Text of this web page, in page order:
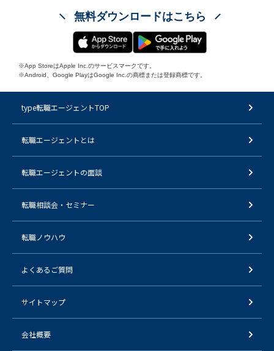
無料ダウンロードはこちら
※App StoreはApple Inc.のサービスマークです。
※Android、Google PlayはGoogle Inc.の商標または登録商標です。
type転職エージェントTOP
転職エージェントとは
転職エージェントの面談
転職相談会・セミナー
転職ノウハウ
よくあるご質問
サイトマップ
会社概要